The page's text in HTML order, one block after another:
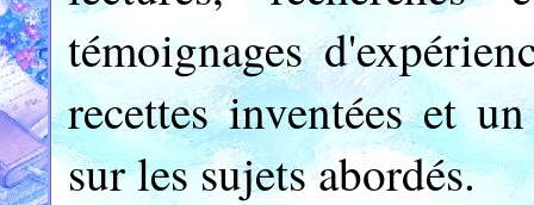
témoignages
recettes inventées et
sur les sujets abordés.